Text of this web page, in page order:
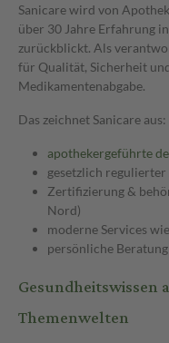
Sanicare wird von
über 30 Jahre Erfahrung
zurückblickt. Als
für Qualität, Sicherheit
Medikamentenabgabe.
Das zeichnet Sanicare aus:
apothekergeführte
gesetzlich
Zertifizierung &
Nord)
moderne Services
persönliche
Gesundheitswissen
Themenwelten